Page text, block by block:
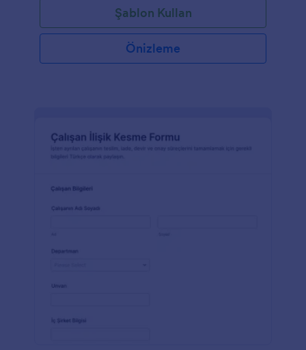
Şablon Kullan
Önizleme